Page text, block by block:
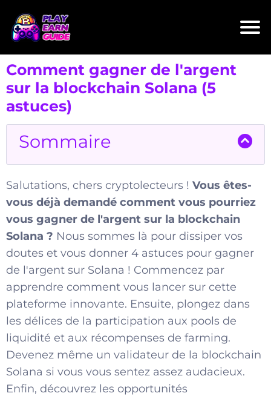
Comment gagner de l'argent
sur la blockchain Solana (5
astuces)
Sommaire
Salutations, chers cryptolecteurs ! Vous êtes-
vous déjà demandé comment vous pourriez
vous gagner de l'argent sur la blockchain
Solana ? Nous sommes là pour dissiper vos
doutes et vous donner 4 astuces pour gagner
de l'argent sur Solana ! Commencez par
apprendre comment vous lancer sur cette
plateforme innovante. Ensuite, plongez dans
les délices de la participation aux pools de
liquidité et aux récompenses de farming.
Devenez même un validateur de la blockchain
Solana si vous vous sentez assez audacieux.
Enfin, découvrez les opportunités